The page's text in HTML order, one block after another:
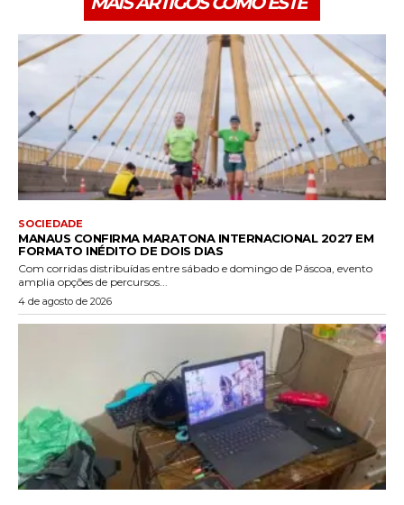
SOCIEDADE
MANAUS CONFIRMA MARATONA INTERNACIONAL 2027 EM
FORMATO INÉDITO DE DOIS DIAS
Com corridas distribuídas entre sábado e domingo de Páscoa, evento
amplia opções de percursos...
4 de agosto de 2026